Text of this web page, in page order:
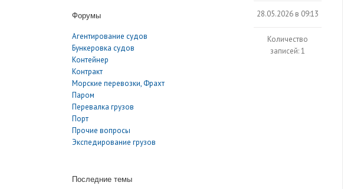
28.05.2026 в 09:13
Количество
записей: 1
Форумы
Агентирование судов
Бункеровка судов
Контейнер
Контракт
Морские перевозки, Фрахт
Паром
Перевалка грузов
Порт
Прочие вопросы
Экспедирование грузов
Последние темы